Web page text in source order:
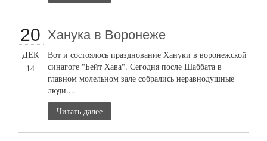
20
ДЕК
14
Ханука в Воронеже
Вот и состоялось празднование Хануки в воронежской
синагоге "Бейт Хава". Сегодня после Шаббата в
главном молельном зале собрались неравнодушные
люди....
Читать далее